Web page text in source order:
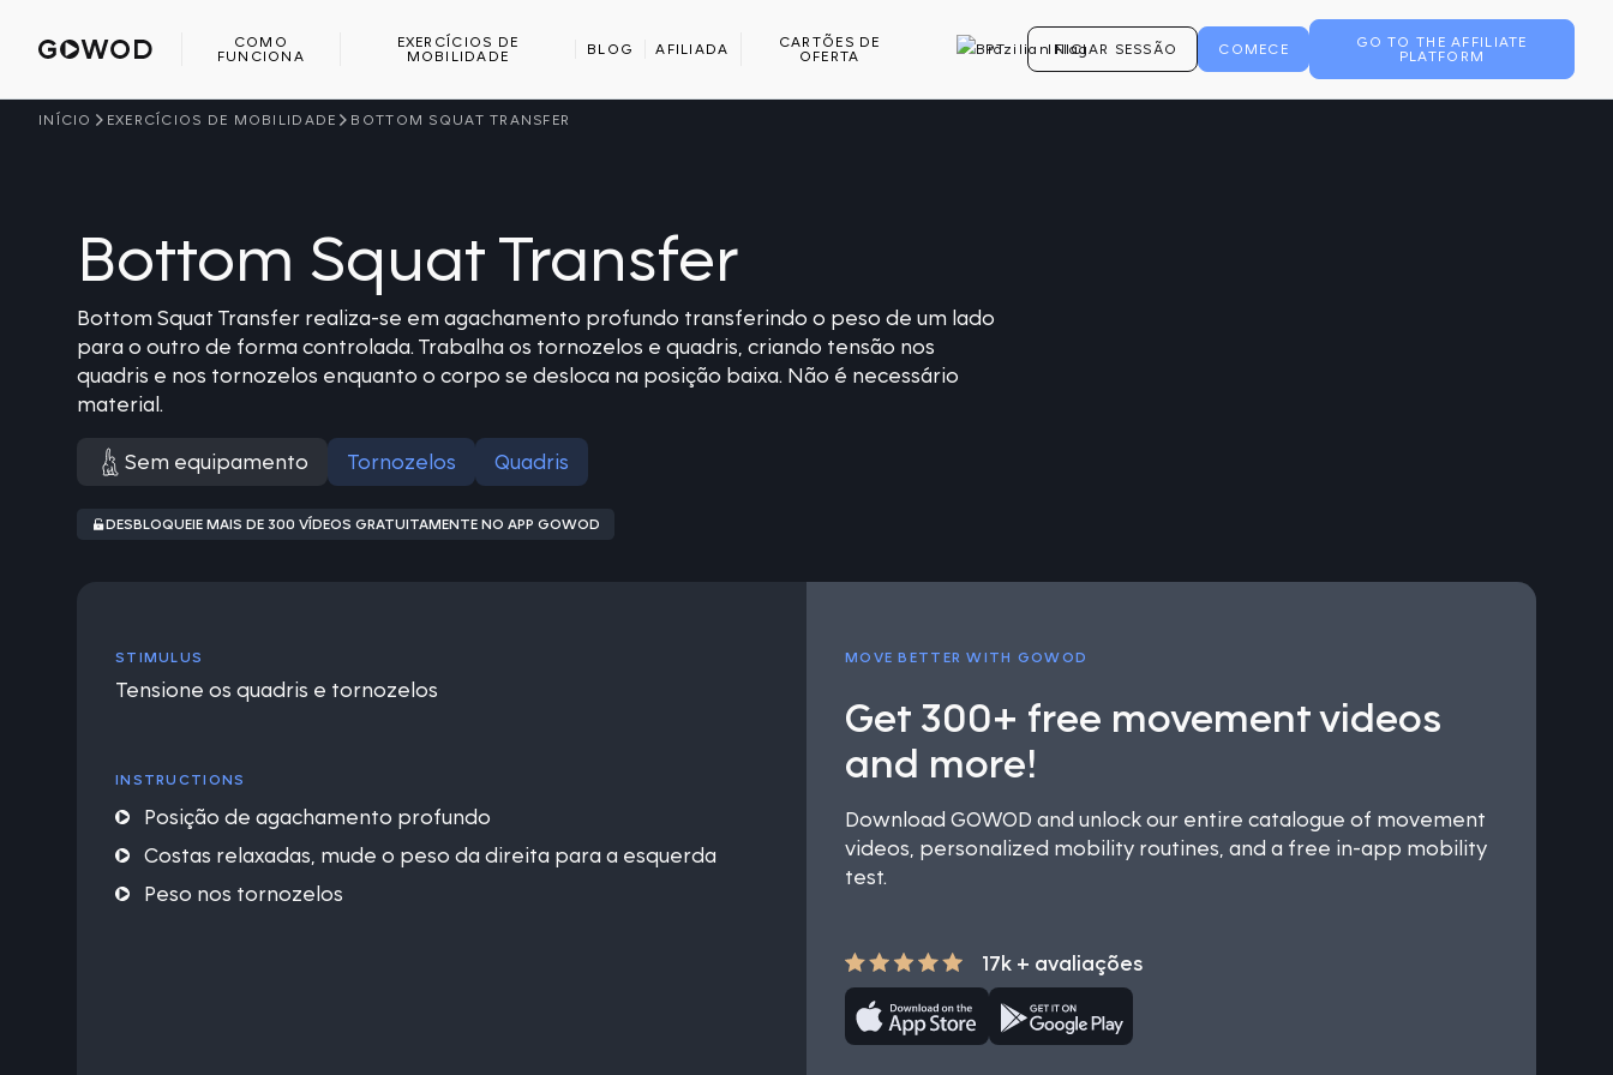
COMO
FUNCIONA
EXERCÍCIOS DE
MOBILIDADE
BLOG AFILIADA
CARTÕES DE
OFERTA
PT INICIAR SESSÃO COMECE
GO TO THE AFFILIATE
PLATFORM
INÍCIO EXERCÍCIOS DE MOBILIDADE BOTTOM SQUAT TRANSFER
Bottom Squat Transfer
Bottom Squat Transfer realiza-se em agachamento profundo transferindo o peso de um lado
para o outro de forma controlada. Trabalha os tornozelos e quadris, criando tensão nos
quadris e nos tornozelos enquanto o corpo se desloca na posição baixa. Não é necessário
material.
Sem equipamento Tornozelos Quadris
DESBLOQUEIE MAIS DE 300 VÍDEOS GRATUITAMENTE NO APP GOWOD
STIMULUS
Tensione os quadris e tornozelos
INSTRUCTIONS
Posição de agachamento profundo
Costas relaxadas, mude o peso da direita para a esquerda
Peso nos tornozelos
MOVE BETTER WITH GOWOD
Get 300+ free movement videos
and more!
Download GOWOD and unlock our entire catalogue of movement
videos, personalized mobility routines, and a free in-app mobility
test.
17k + avaliações